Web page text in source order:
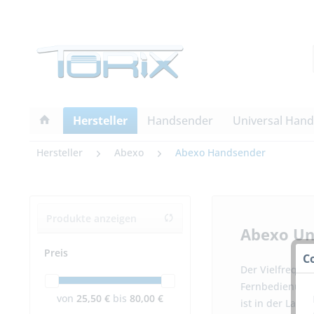
Hersteller Handsender Universal
Hersteller Abexo Abexo Handsender
Preis
von 25,50 € bis 80,00 €
Abexo
Der
ist in der